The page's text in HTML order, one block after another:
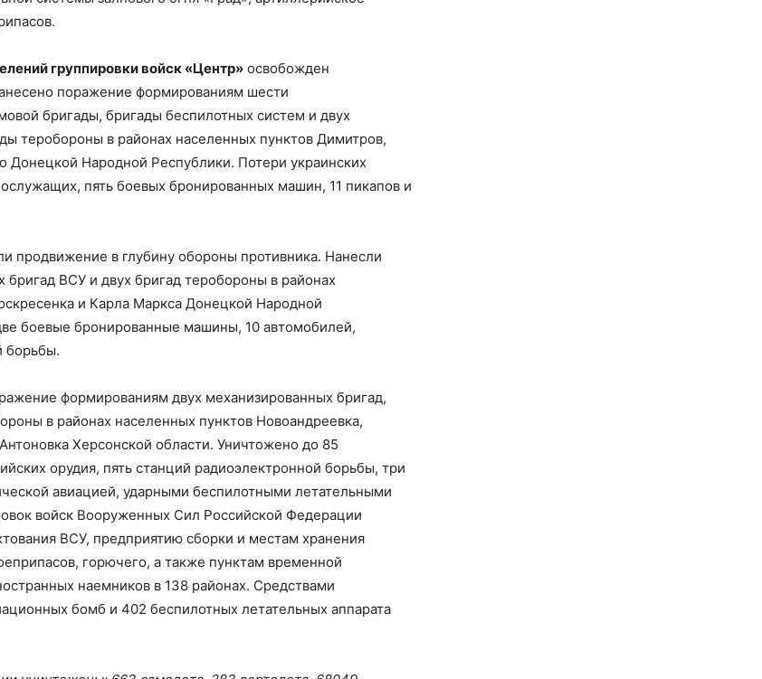
группировки войск «Центр» освобожден
поражение формированиям шести
бригады, бригады беспилотных систем и двух
теробороны в районах населенных пунктов Димитров,
Народной Республики. Потери украинских
пять боевых бронированных машин, 11 пикапов и
продвижение в глубину обороны противника. Нанесли
ВСУ и двух бригад теробороны в районах
и Карла Маркса Донецкой Народной
боевые бронированные машины, 10 автомобилей,
борьбы.
формированиям двух механизированных бригад,
в районах населенных пунктов Новоандреевка,
Херсонской области. Уничтожено до 85
орудия, пять станций радиоэлектронной борьбы, три
авиацией, ударными беспилотными летательными
войск Вооруженных Сил Российской Федерации
ВСУ, предприятию сборки и местам хранения
горючего, а также пунктам временной
наемников в 138 районах. Средствами
бомб и 402 беспилотных летательных аппарата